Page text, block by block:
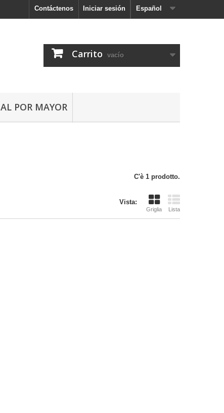
Español
Iniciar sesión
Contáctenos
Carrito vacío
AL POR MAYOR
C'è 1 prodotto.
Vista:
Griglia Lista